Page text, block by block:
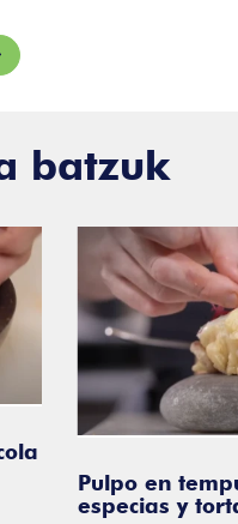
batzuk
Pulpo en
especias y